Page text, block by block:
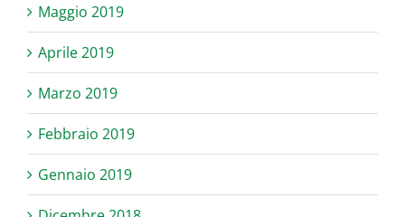
Maggio 2019
Aprile 2019
Marzo 2019
Febbraio 2019
Gennaio 2019